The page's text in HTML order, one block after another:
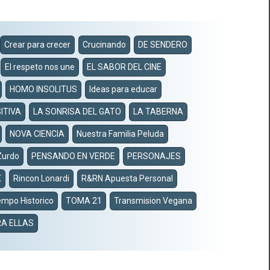
Crear para crecer Crucinando DE SENDERO
El respeto nos une EL SABOR DEL CINE
HOMO INSOLITUS Ideas para educar
LA SONRISA DEL GATO LA TABERNA
NOVA CIENCIA Nuestra Familia Peluda
PENSANDO EN VERDE PERSONAJES
Rincon Lonardi R&RN Apuesta Personal
Historico TOMA 21 Transmision Vegana
ELLAS